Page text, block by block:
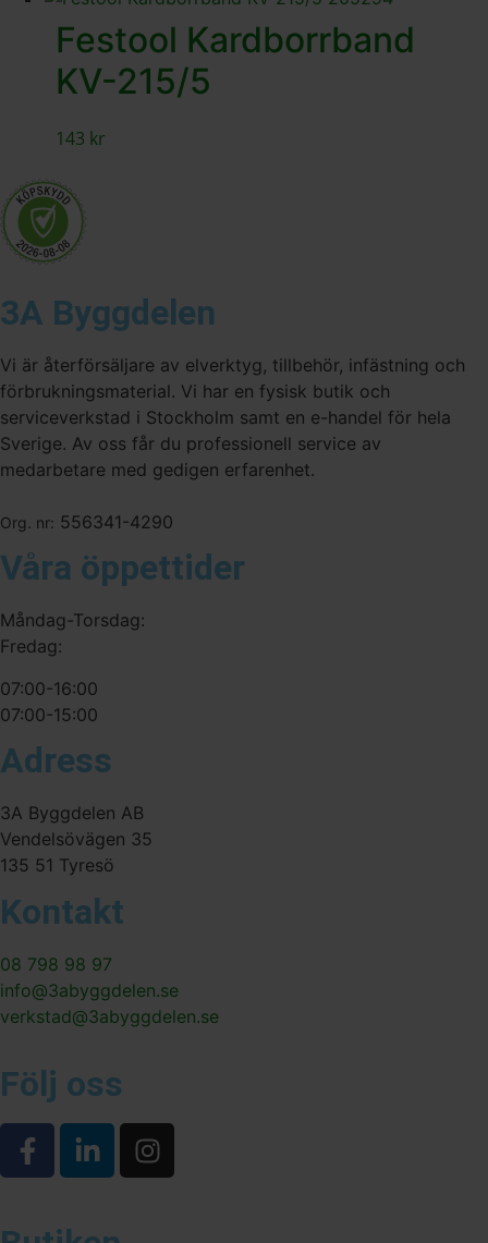
Festool Kardborrband
KV-215/5
143 kr
3A Byggdelen
Vi är återförsäljare av elverktyg, tillbehör, infästning och
förbrukningsmaterial. Vi har en fysisk butik och
serviceverkstad i Stockholm samt en e-handel för hela
Sverige. Av oss får du professionell service av
medarbetare med gedigen erfarenhet.
Org. nr: 556341-4290
Våra öppettider
Måndag-Torsdag:
Fredag:
07:00-16:00
07:00-15:00
Adress
3A Byggdelen AB
Vendelsövägen 35
135 51 Tyresö
Kontakt
08 798 98 97
info@3abyggdelen.se
verkstad@3abyggdelen.se
Följ oss